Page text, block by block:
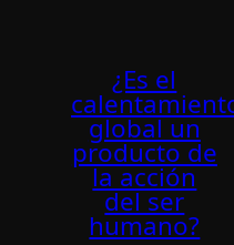
¿Es el
global un
producto de
la acción
del ser
humano?